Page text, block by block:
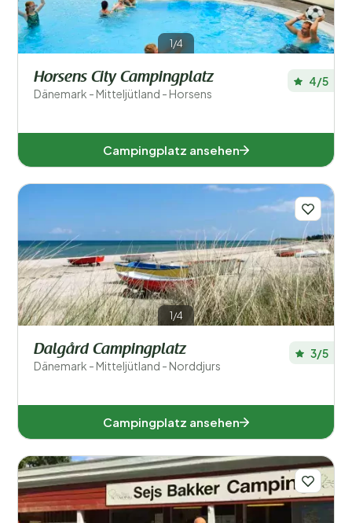
1/4
Horsens City Campingplatz
Dänemark - Mitteljütland - Horsens
4/5
Campingplatz ansehen
1/4
Dalgård Campingplatz
Dänemark - Mitteljütland - Norddjurs
3/5
Campingplatz ansehen